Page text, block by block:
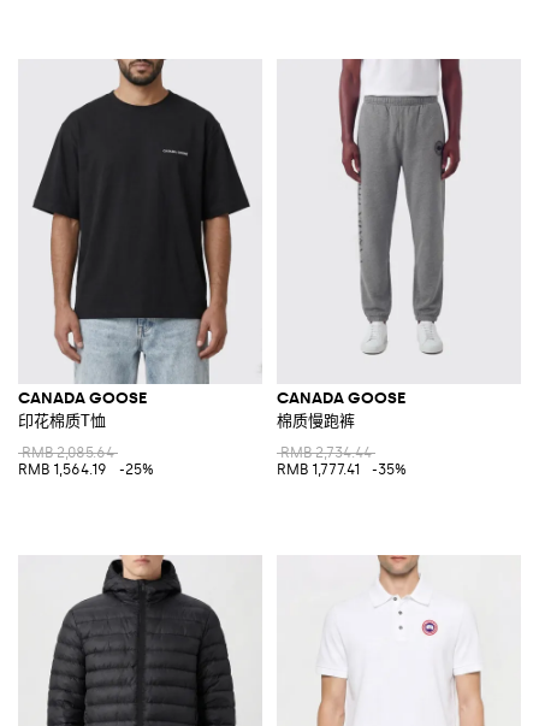
CANADA GOOSE
印花棉质T恤
RMB 2,085.64
RMB 1,564.19
-25%
CANADA GOOSE
棉质慢跑裤
RMB 2,734.44
RMB 1,777.41
-35%